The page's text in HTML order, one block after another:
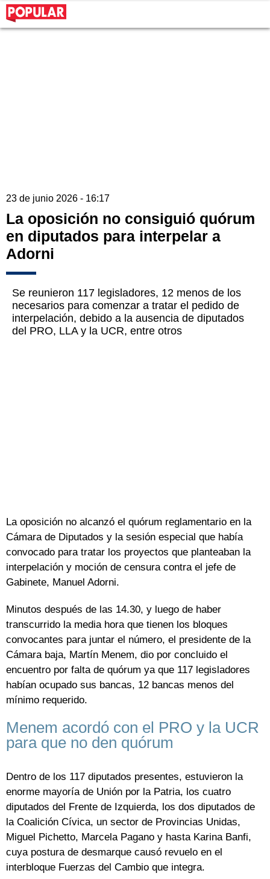
23 de junio 2026 - 16:17
La oposición no consiguió quórum
en diputados para interpelar a
Adorni
Se reunieron 117 legisladores, 12 menos de los
necesarios para comenzar a tratar el pedido de
interpelación, debido a la ausencia de diputados
del PRO, LLA y la UCR, entre otros
La oposición no alcanzó el quórum reglamentario en la
Cámara de Diputados y la sesión especial que había
convocado para tratar los proyectos que planteaban la
interpelación y moción de censura contra el jefe de
Gabinete, Manuel Adorni.
Minutos después de las 14.30, y luego de haber
transcurrido la media hora que tienen los bloques
convocantes para juntar el número, el presidente de la
Cámara baja, Martín Menem, dio por concluido el
encuentro por falta de quórum ya que 117 legisladores
habían ocupado sus bancas, 12 bancas menos del
mínimo requerido.
Menem acordó con el PRO y la UCR
para que no den quórum
Dentro de los 117 diputados presentes, estuvieron la
enorme mayoría de Unión por la Patria, los cuatro
diputados del Frente de Izquierda, los dos diputados de
la Coalición Cívica, un sector de Provincias Unidas,
Miguel Pichetto, Marcela Pagano y hasta Karina Banfi,
cuya postura de desmarque causó revuelo en el
interbloque Fuerzas del Cambio que integra.